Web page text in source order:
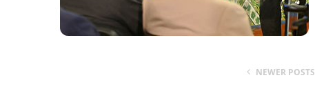
NEWER POSTS